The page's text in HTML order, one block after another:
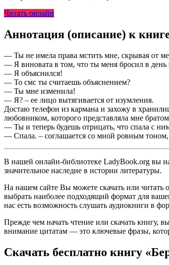
Читать онлайн
Аннотация (описание) к
— Ты не имела права мстить мне, скрывая от
— Я виновата в том, что ты меня бросил в день
— Я объяснился!
— То смс ты считаешь объяснением?
— Ты мне изменила!
— Я? – ее лицо вытягивается от изумления.
Достаю телефон из кармана и захожу в
любовником, которого представляла мне
— Ты и теперь будешь отрицать, что спала с
— Спала. – соглашается со мной ровным
В нашей онлайн-библиотеке LadyBook.org вы
значительное наследие в истории литературы.
На нашем сайте Вы можете скачать или
выбрать наиболее подходящий формат для
нас есть возможность слушать аудиокниги в
Прежде чем начать чтение или скачать книгу,
внимание цитатам — это ключевые фразы,
Скачать бесплатно книгу